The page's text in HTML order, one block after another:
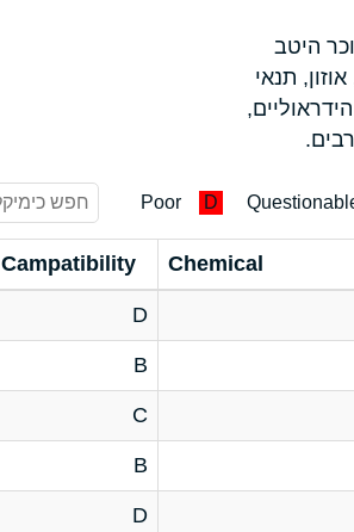
היטב
תנאי
D
Poor
Chemical
Campatibility
D
B
C
B
D